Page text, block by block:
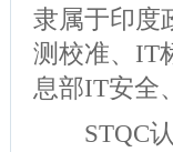
隶属于印度
测校准、IT
息部IT安全
STQC认